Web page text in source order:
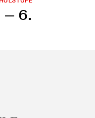
— 6.